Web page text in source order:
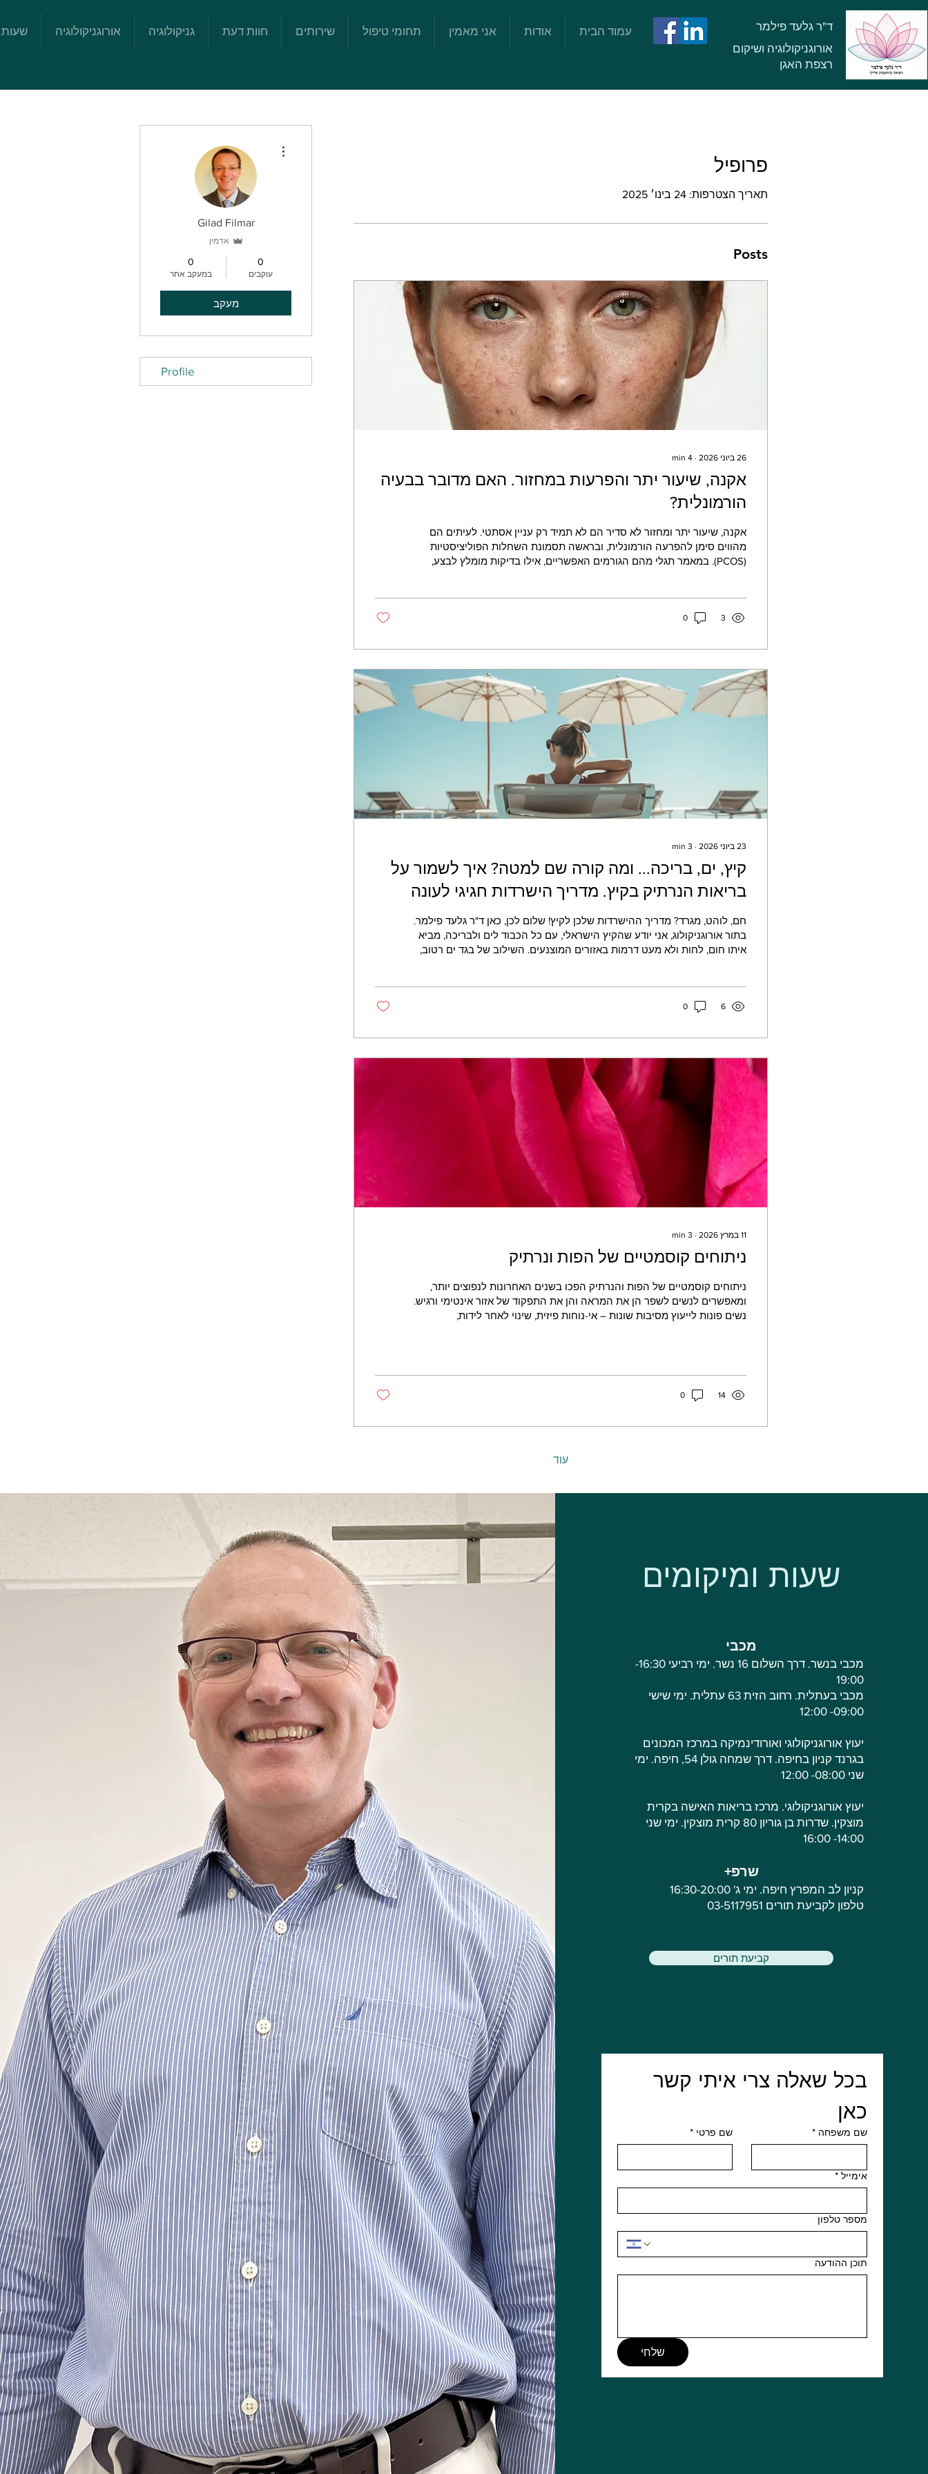
שעות אורוגניקולוגיה גניקולוגיה חוות דעת שירותים תחומי טיפול אני מאמין אודות עמוד הבית
ד"ר גלעד פילמר
אורוגניקולוגיה ושיקום
רצפת האגן
פרופיל
תאריך הצטרפות: 24 בינו׳ 2025
Posts
26 ביוני 2026 ∙
4
min
אקנה, שיעור יתר והפרעות במחזור. האם מדובר בבעיה
הורמונלית?
אקנה, שיעור יתר ומחזור לא סדיר הם לא תמיד רק עניין אסתטי. לעיתים הם
מהווים סימן להפרעה הורמונלית, ובראשה תסמונת השחלות הפוליציסטיות
(PCOS). במאמר תגלי מהם הגורמים האפשריים, אילו בדיקות מומלץ לבצע,
3
0
23 ביוני 2026 ∙
3
min
קיץ, ים, בריכה... ומה קורה שם למטה? איך לשמור על
בריאות הנרתיק בקיץ. מדריך הישרדות חגיגי לעונה
החמה.
חם, לוהט, מגרד? מדריך ההישרדות שלכן לקיץ! שלום לכן, כאן ד"ר גלעד פילמר.
בתור אורוגניקולוג, אני יודע שהקיץ הישראלי, עם כל הכבוד לים ולבריכה, מביא
איתו חום, לחות ולא מעט דרמות באזורים המוצנעים. השילוב של בגד ים רטוב,
עבורכן את כל הטיפים הרפואיים (והפשוטים!) לשמירה על בריאות הנרתיק
6
0
11 במרץ 2026 ∙
3
min
ניתוחים קוסמטיים של הפות ונרתיק
ניתוחים קוסמטיים של הפות והנרתיק הפכו בשנים האחרונות לנפוצים יותר,
ומאפשרים לנשים לשפר הן את המראה והן את התפקוד של אזור אינטימי ורגיש.
נשים פונות לייעוץ מסיבות שונות – אי-נוחות פיזית, שינוי לאחר לידות,
מבוצע גם שחזור קרום הבתולין מסיבות תרבותיות או אישיות.
14
0
עוד
Gilad Filmar
אדמין
0
עוקבים
0
במעקב אחר
מעקב
Profile
שעות ומיקומים
מכבי
מכבי בנשר. דרך השלום 16 נשר. ימי רביעי 16:30-
19:00
מכבי בעתלית. רחוב הזית 63 עתלית. ימי שישי
09:00- 12:00
יעוץ אורוגניקולוגי ואורודינמיקה במרכז המכונים
בגרנד קניון בחיפה. דרך שמחה גולן 54, חיפה. ימי
שני 08:00- 12:00
יעוץ אורוגניקולוגי. מרכז בריאות האישה בקרית
מוצקין. שדרות בן גוריון 80 קרית מוצקין. ימי שני
14:00- 16:00
שרפ+
קניון לב המפרץ חיפה. ימי ג' 16:30-20:00
טלפון לקביעת תורים 03-5117951
קביעת תורים
כאן
שם משפחה * שם פרטי *
אימייל *
מספר טלפון
תוכן ההודעה
שלחי